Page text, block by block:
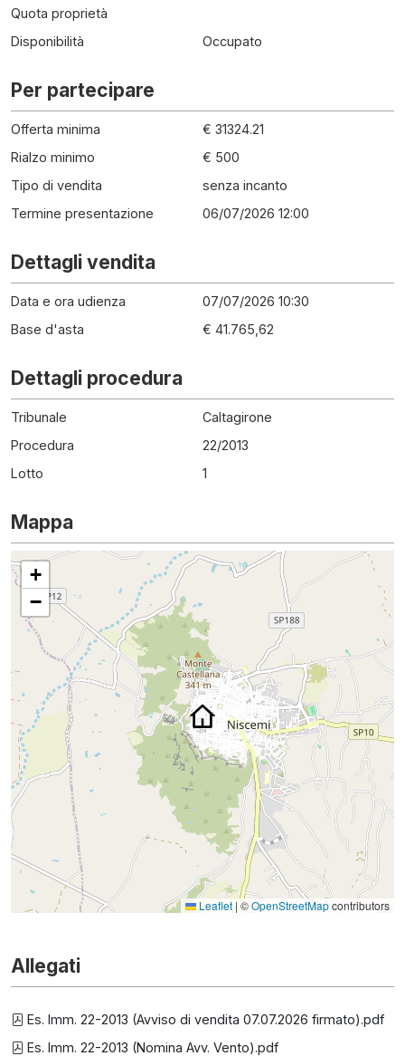
Quota proprietà
Disponibilità
Occupato
Per partecipare
Offerta minima
€ 31324.21
Rialzo minimo
€ 500
Tipo di vendita
senza incanto
Termine presentazione
06/07/2026 12:00
Dettagli vendita
Data e ora udienza
07/07/2026 10:30
Base d'asta
€ 41.765,62
Dettagli procedura
Tribunale
Caltagirone
Procedura
22/2013
Lotto
1
Mappa
+
−
Leaflet | ©OpenStreetMapcontributors
Allegati
Es. Imm. 22-2013 (Avviso di vendita 07.07.2026 firmato).pdf
Es. Imm. 22-2013 (Nomina Avv. Vento).pdf